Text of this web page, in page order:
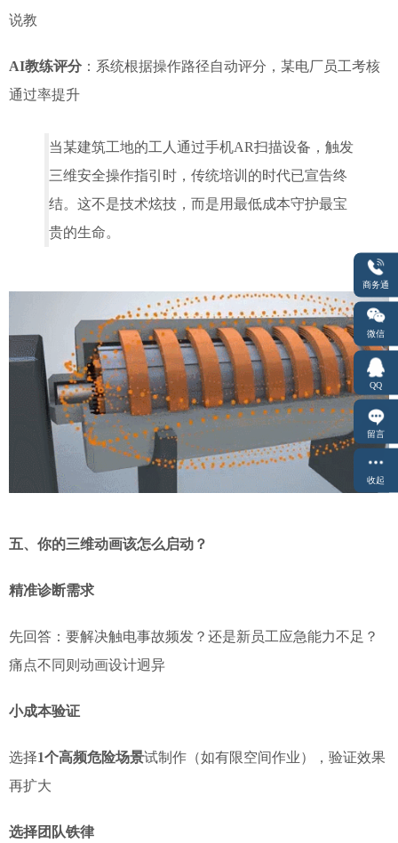
说教
AI教练评分 ：系统根据操作路径自动评分，某电厂员工考核
通过率提升
当某建筑工地的工人通过手机AR扫描设备，触发
三维安全操作指引时，传统培训的时代已宣告终
结。这不是技术炫技，而是用最低成本守护最宝
贵的生命。
五、你的三维动画该怎么启动？
精准诊断需求
先回答：要解决触电事故频发？还是新员工应急能力不足？
痛点不同则动画设计迥异
小成本验证
选择1个高频危险场景试制作（如有限空间作业），验证效果
再扩大
选择团队铁律
商务通
微信
QQ
留言
收起